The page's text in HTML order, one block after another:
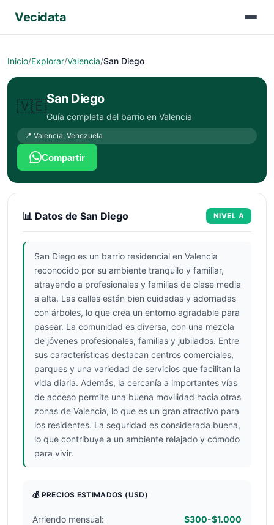
Vecidata
Inicio/Explorar/Valencia/San Diego
🇻🇪San Diego
Guía completa del barrio en Valencia
📍 Valencia, Venezuela
Compartir
📊 Datos de San Diego NIVEL A
San Diego es un barrio residencial en Valencia
reconocido por su ambiente tranquilo y familiar,
atrayendo a profesionales y familias de clase media
a alta. Las calles están bien cuidadas y adornadas
con árboles, lo que crea un entorno agradable para
pasear. La comunidad es diversa, con una mezcla
de jóvenes profesionales, familias y jubilados. Entre
sus características destacan centros comerciales,
parques y una variedad de servicios que facilitan la
vida diaria. Además, la cercanía a importantes vías
de acceso permite una buena movilidad hacia otras
zonas de Valencia, lo que es un gran atractivo para
los residentes. La seguridad es considerada buena,
lo que contribuye a un ambiente relajado y cómodo
para vivir.
💰 PRECIOS ESTIMADOS (USD)
Arriendo mensual: $300-$1.000